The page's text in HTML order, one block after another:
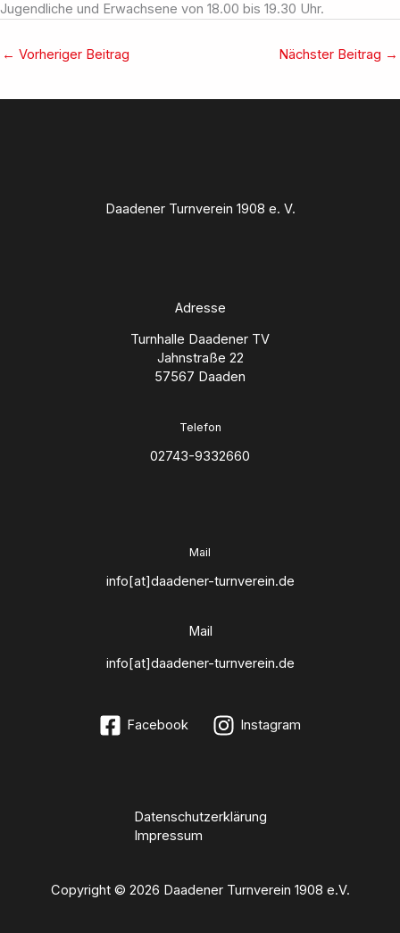
Jugendliche und Erwachsene von 18.00 bis 19.30 Uhr.
← Vorheriger Beitrag Nächster Beitrag →
Daadener Turnverein 1908 e. V.
Adresse
Turnhalle Daadener TV
Jahnstraße 22
57567 Daaden
Telefon
02743-9332660
Mail
info[at]daadener-turnverein.de
Mail
info[at]daadener-turnverein.de
Facebook Instagram
Datenschutzerklärung
Impressum
Copyright © 2026 Daadener Turnverein 1908 e.V.